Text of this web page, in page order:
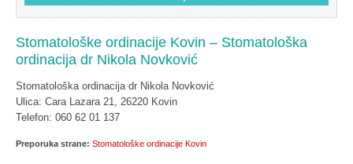
Stomatološke ordinacije Kovin – Stomatološka
ordinacija dr Nikola Novković
Stomatološka ordinacija dr Nikola Novković
Ulica: Cara Lazara 21, 26220 Kovin
Telefon: 060 62 01 137
Preporuka strane: Stomatološke ordinacije Kovin